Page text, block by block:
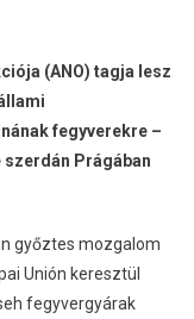
(ANO) tagja lesz
fegyverekre –
szerdán Prágában
győztes mozgalom
Unión keresztül
fegyvergyárak